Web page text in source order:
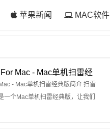
苹果新闻 MAC软件
Mac - Mac单机扫雷经
- Mac单机扫雷经典版简介 扫雷
一个Mac单机扫雷经典版，让我们